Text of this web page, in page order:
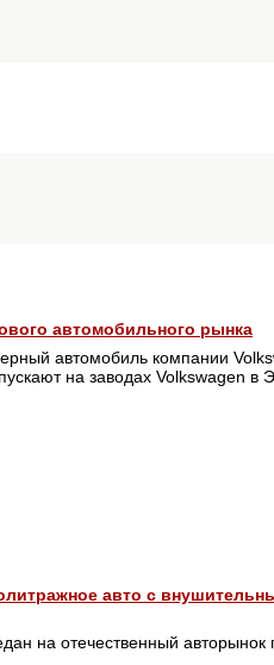
автомобильного рынка
автомобиль компании
на заводах Volkswagen в
авто с
на отечественный